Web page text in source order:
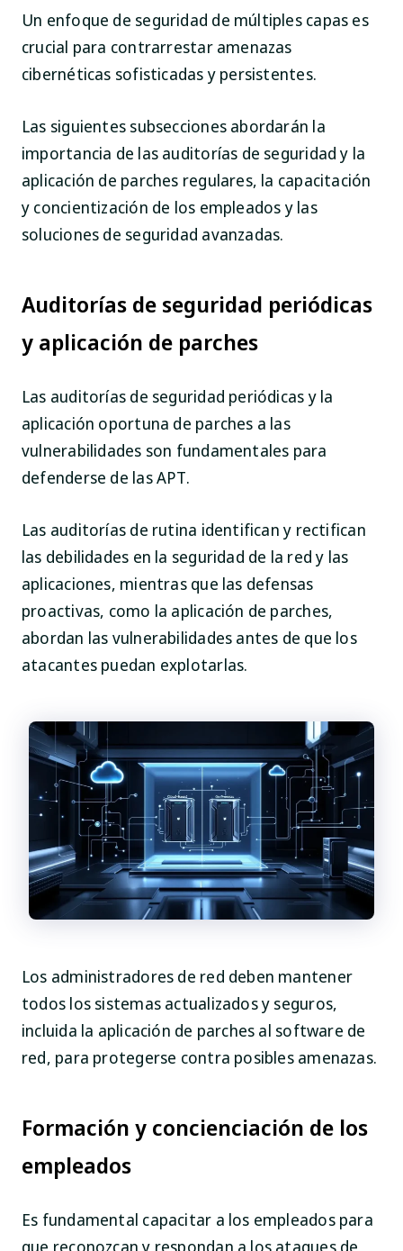
Un enfoque de seguridad de múltiples capas es
crucial para contrarrestar amenazas
cibernéticas sofisticadas y persistentes.
Las siguientes subsecciones abordarán la
importancia de las auditorías de seguridad y la
aplicación de parches regulares, la capacitación
y concientización de los empleados y las
soluciones de seguridad avanzadas.
Auditorías de seguridad periódicas
y aplicación de parches
Las auditorías de seguridad periódicas y la
aplicación oportuna de parches a las
vulnerabilidades son fundamentales para
defenderse de las APT.
Las auditorías de rutina identifican y rectifican
las debilidades en la seguridad de la red y las
aplicaciones, mientras que las defensas
proactivas, como la aplicación de parches,
abordan las vulnerabilidades antes de que los
atacantes puedan explotarlas.
Los administradores de red deben mantener
todos los sistemas actualizados y seguros,
incluida la aplicación de parches al software de
red, para protegerse contra posibles amenazas.
Formación y concienciación de los
empleados
Es fundamental capacitar a los empleados para
que reconozcan y respondan a los ataques de